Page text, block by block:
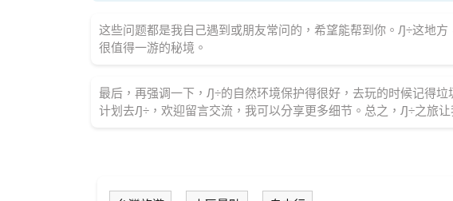
这些问题都是我自己遇到或朋友常问的，希望能帮到你。Ԓ÷这地
很值得一游的秘境。
最后，再强调一下，Ԓ÷的自然环境保护得很好，去玩的时候记得
计划去Ԓ÷，欢迎留言交流，我可以分享更多细节。总之，Ԓ÷之旅